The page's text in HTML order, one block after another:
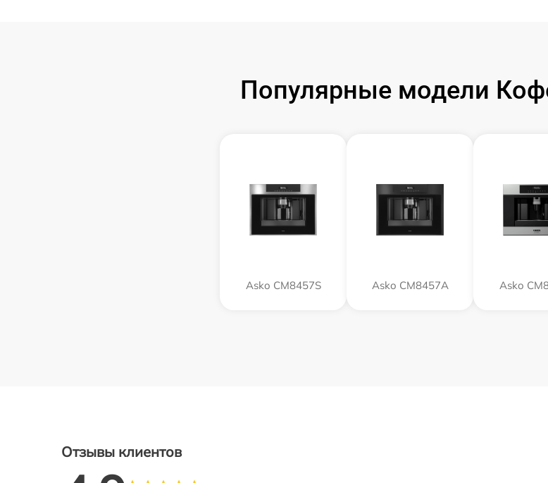
Популярные модели
Asko CM8457S Asko CM8457A Asko
Отзывы клиентов